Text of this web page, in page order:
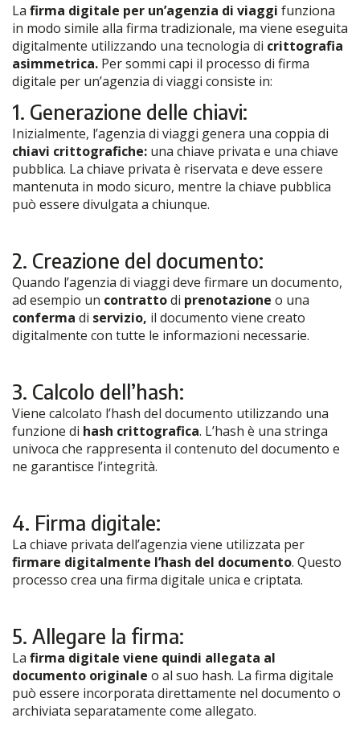
La firma digitale per un’agenzia di viaggi funziona
in modo simile alla firma tradizionale, ma viene eseguita
digitalmente utilizzando una tecnologia di crittografia
asimmetrica. Per sommi capi il processo di firma
digitale per un’agenzia di viaggi consiste in:
1. Generazione delle chiavi:
Inizialmente, l’agenzia di viaggi genera una coppia di
chiavi crittografiche: una chiave privata e una chiave
pubblica. La chiave privata è riservata e deve essere
mantenuta in modo sicuro, mentre la chiave pubblica
può essere divulgata a chiunque.
2. Creazione del documento:
Quando l’agenzia di viaggi deve firmare un documento,
ad esempio un contrattodi prenotazione o una
conferma di servizio, il documento viene creato
digitalmente con tutte le informazioni necessarie.
3. Calcolo dell’hash:
Viene calcolato l’hash del documento utilizzando una
funzione di hash crittografica. L’hash è una stringa
univoca che rappresenta il contenuto del documento e
ne garantisce l’integrità.
4. Firma digitale:
La chiave privata dell’agenzia viene utilizzata per
firmare digitalmente l’hash del documento. Questo
processo crea una firma digitale unica e criptata.
5. Allegare la firma:
La firma digitale viene quindi allegata al
documento originale o al suo hash. La firma digitale
può essere incorporata direttamente nel documento o
archiviata separatamente come allegato.